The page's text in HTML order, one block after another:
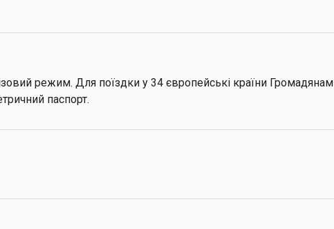
режим. Для поїздки у 34 європейські країни Громадянам
паспорт.